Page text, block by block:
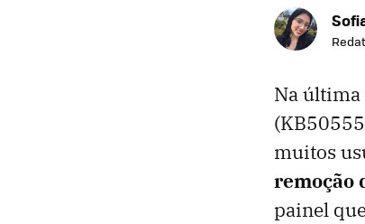
Na última
muitos
remoção
painel